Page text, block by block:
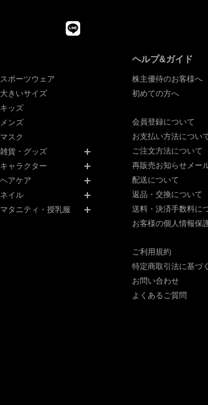
員への通知をすることなく、変更や中止することがあります
に事前に通知することなく、一時的に当サイトを中断すること
に行う場合
なった場合
トの提供ができなくなった場合
サイトの提供ができなくなった場合
時的な中断が必要と判断した場合
イトの提供の遅延又は中断等が発生したとしても、これに起
ます。
的所有権を侵害する行為
き込む行為
スポーツウェア
大きいサイズ
キッズ
メンズ
マスク
雑貨・グッズ
キャラクター
ヘアケア
ネイル
マタニティ・授乳服
ヘルプ&ガイド
株主優待のお客様へ
初めての方へ
会員登録について
お支払い方法につい
ご注文方法について
再販売お知らせメー
配送について
返品・交換について
送料・決済手数料に
お客様の個人情報保
ご利用規約
特定商取引法に基づ
お問い合わせ
よくあるご質問